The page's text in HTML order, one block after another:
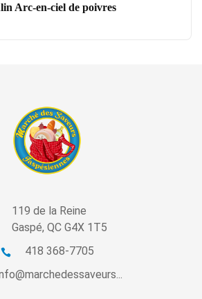
Arc-en-ciel de poivres
119 de la Reine
Gaspé, QC G4X 1T5
418 368-7705